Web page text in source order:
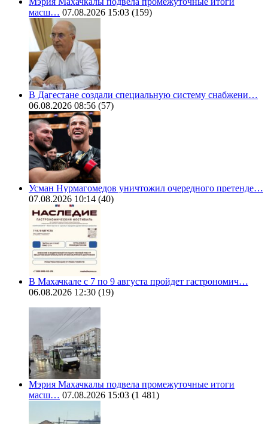
масш… 07.08.2026 15:03 (159)
В Дагестане создали специальную систему снабжени…
06.08.2026 08:56 (57)
Усман Нурмагомедов уничтожил очередного претенде…
07.08.2026 10:14 (40)
В Махачкале с 7 по 9 августа пройдет гастрономич…
06.08.2026 12:30 (19)
Мэрия Махачкалы подвела промежуточные итоги
масш… 07.08.2026 15:03 (1 481)